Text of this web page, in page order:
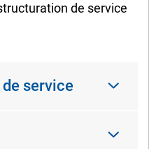
de service
service